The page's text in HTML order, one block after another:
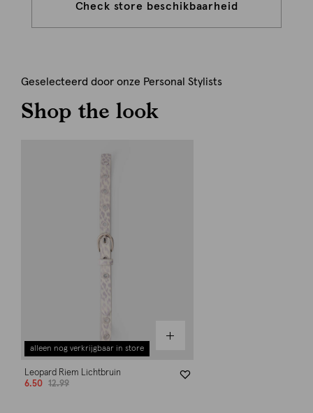
Check store beschikbaarheid
Geselecteerd door onze Personal Stylists
Shop the look
alleen nog verkrijgbaar in store
Leopard Riem Lichtbruin
6.50
12.99